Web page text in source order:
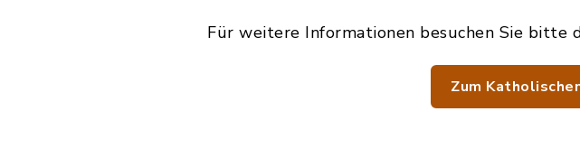
Für weitere Informationen besuchen Sie bitte
Zum